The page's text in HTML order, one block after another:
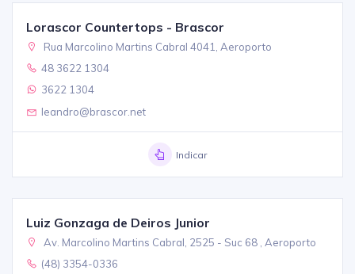
Lorascor Countertops - Brascor
Rua Marcolino Martins Cabral 4041, Aeroporto
48 3622 1304
3622 1304
leandro@brascor.net
Indicar
Luiz Gonzaga de Deiros Junior
Av. Marcolino Martins Cabral, 2525 - Suc 68 , Aeroporto
(48) 3354-0336